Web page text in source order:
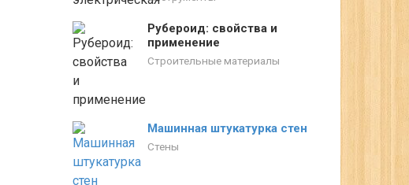
Рубероид: свойства и
применение
Строительные материалы
Машинная штукатурка стен
Стены